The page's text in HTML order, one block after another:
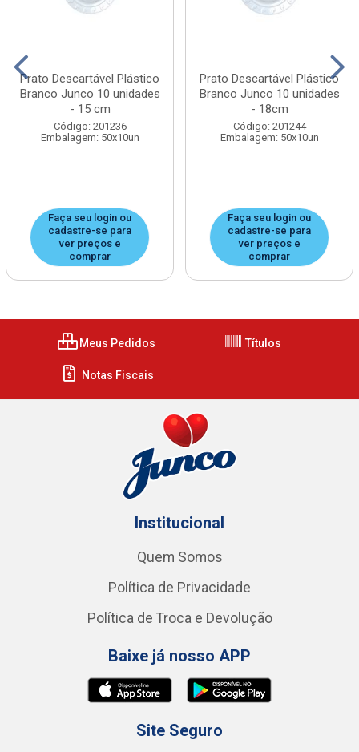
Prato Descartável Plástico
Branco Junco 10 unidades
- 15 cm
Código: 201236
Embalagem: 50x10un
Faça seu login ou
cadastre-se para
ver preços e
comprar
Prato Descartável Plástico
Branco Junco 10 unidades
- 18cm
Código: 201244
Embalagem: 50x10un
Faça seu login ou
cadastre-se para
ver preços e
comprar
Meus Pedidos Títulos
Notas Fiscais
Institucional
Quem Somos
Política de Privacidade
Política de Troca e Devolução
Baixe já nosso APP
Site Seguro